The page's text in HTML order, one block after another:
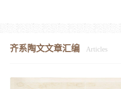
齐系陶文文章汇编 Articles